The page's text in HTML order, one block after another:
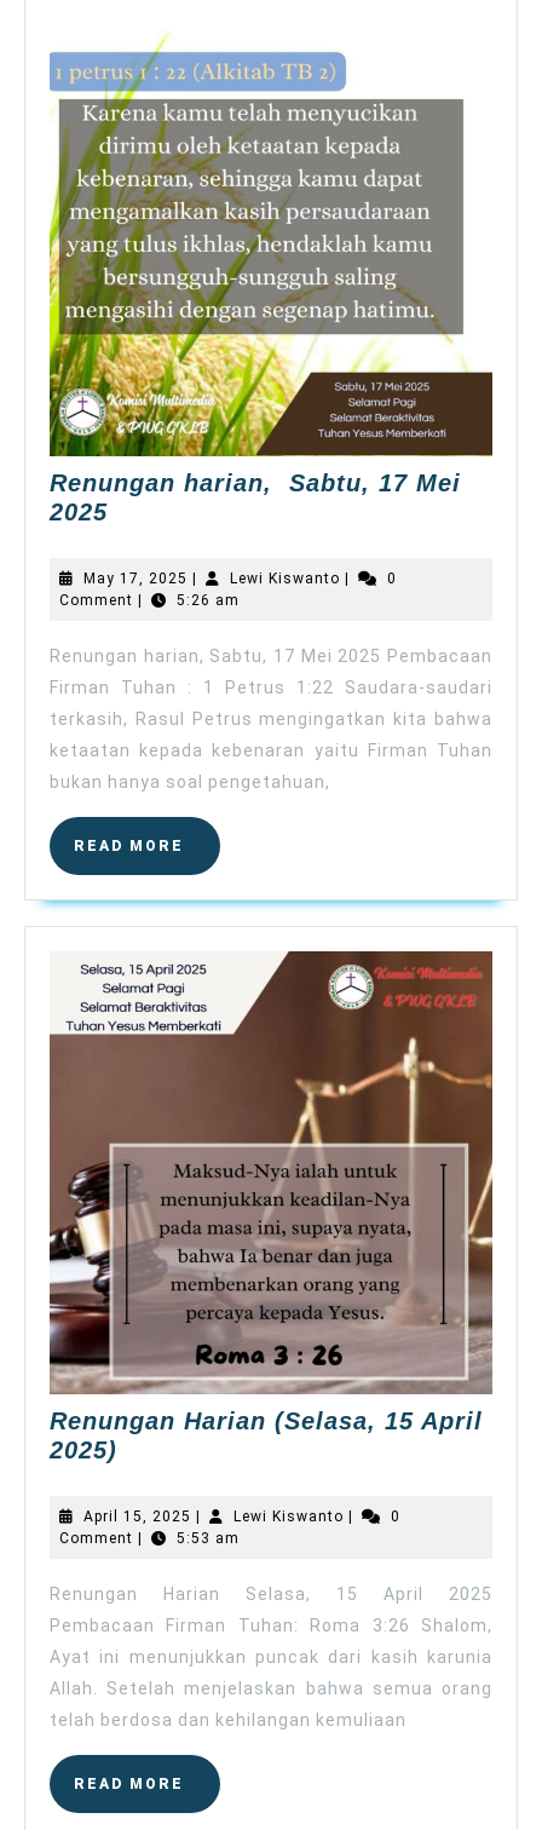
Renungan harian, Sabtu, 17 Mei
2025Renungan
Sabtu,
17
2025
May 17, 2025 May
17,
Lewi Kiswanto Lewi
0
Comment
5:26 am
Renungan harian, Sabtu, 17 Mei 2025 Pembacaan
Firman Tuhan : 1 Petrus 1:22 Saudara-saudari
terkasih, Rasul Petrus mengingatkan kita bahwa
ketaatan kepada kebenaran yaitu Firman Tuhan
bukan hanya soal pengetahuan,
READ MORE
READ
MORE
Renungan Harian (Selasa, 15 April
2025)
(Selasa,
15
2025)
April 15, 2025 April
15,
| Lewi Kiswanto Lewi
|
0
Comment | 5:53 am
Renungan Harian Selasa, 15 April 2025
Pembacaan Firman Tuhan: Roma 3:26 Shalom,
Ayat ini menunjukkan puncak dari kasih karunia
Allah. Setelah menjelaskan bahwa semua orang
telah berdosa dan kehilangan kemuliaan
READ MORE
READ
MORE